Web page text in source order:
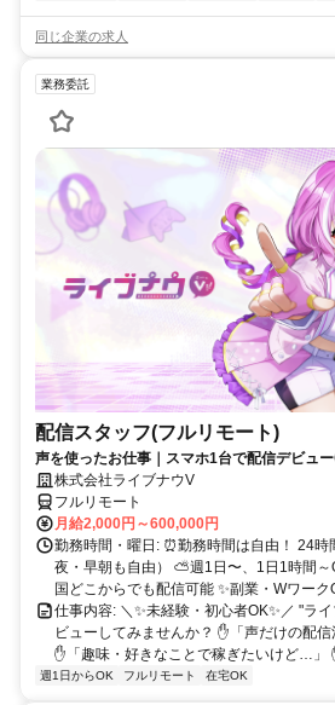
同じ企業の求人
業務委託
配信スタッフ(フルリモート)
声を使ったお仕事｜スマホ1台で配信デビュ
～OK♪
株式会社ライブナウV
フルリモート
月給2,000円～600,000円
勤務時間・曜日: ⏰勤務時間は自由！ 24
夜・早朝も自由） ⛅週1日〜、1日1時間
国どこからでも配信可能 ✨副業・Wワーク
仕事内容: ＼✨未経験・初心者OK✨／ "ラ
ビューしてみませんか？ ✋「声だけの配
✋「趣味・好きなことで稼ぎたいけど…」
週1日からOK フルリモート 在宅OK